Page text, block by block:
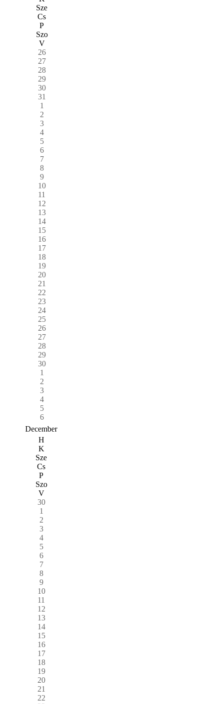
Sze
Cs
P
Szo
V
26
27
28
29
30
31
1
2
3
4
5
6
7
8
9
10
11
12
13
14
15
16
17
18
19
20
21
22
23
24
25
26
27
28
29
30
1
2
3
4
5
6
December
H
K
Sze
Cs
P
Szo
V
30
1
2
3
4
5
6
7
8
9
10
11
12
13
14
15
16
17
18
19
20
21
22